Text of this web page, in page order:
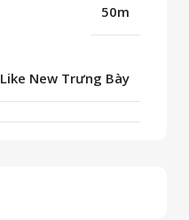
50m
Like New Trưng Bày